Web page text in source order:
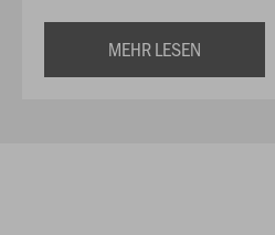
MEHR LESEN